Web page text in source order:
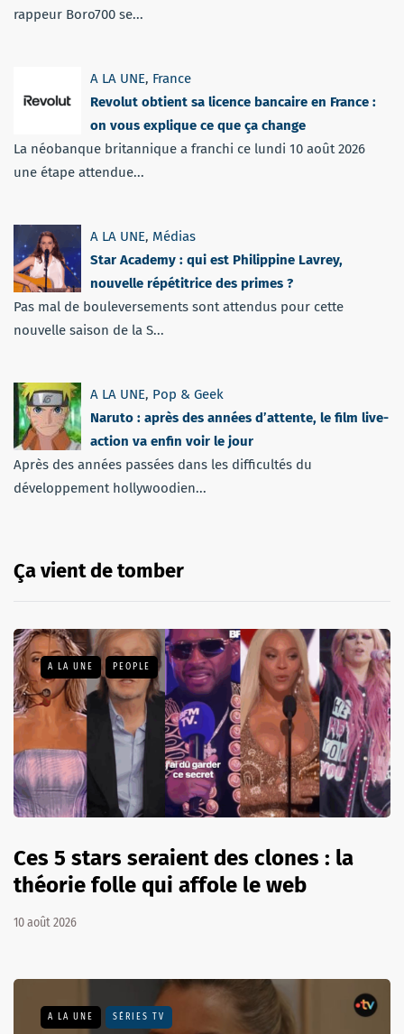
rappeur Boro700 se...
A LA UNE, France
Revolut obtient sa licence bancaire en France :
on vous explique ce que ça change
La néobanque britannique a franchi ce lundi 10 août 2026
une étape attendue...
A LA UNE, Médias
Star Academy : qui est Philippine Lavrey,
nouvelle répétitrice des primes ?
Pas mal de bouleversements sont attendus pour cette
nouvelle saison de la S...
A LA UNE, Pop & Geek
Naruto : après des années d’attente, le film live-
action va enfin voir le jour
Après des années passées dans les difficultés du
développement hollywoodien...
Ça vient de tomber
A LA UNE PEOPLE
Ces 5 stars seraient des clones : la
théorie folle qui affole le web
10 août 2026
A LA UNE SÉRIES TV